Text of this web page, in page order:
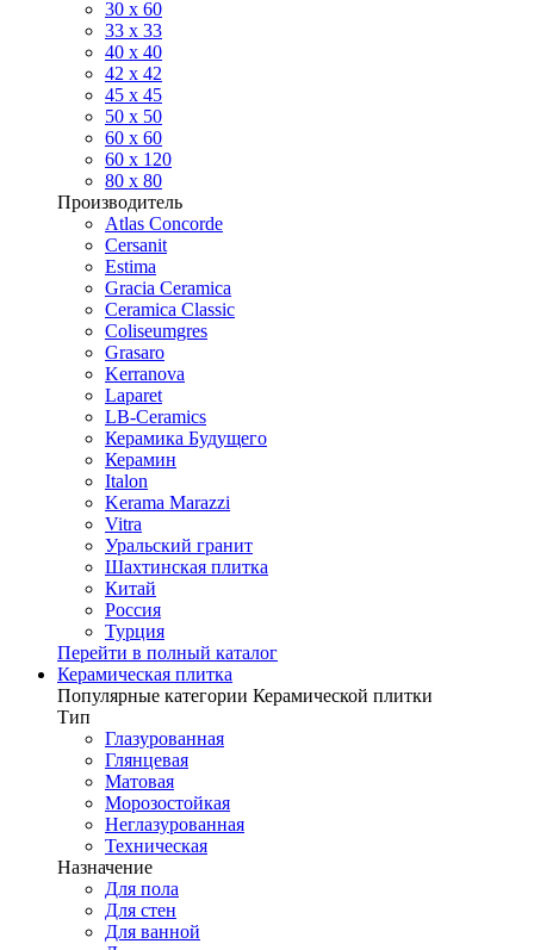
30 x 60
33 x 33
40 х 40
42 x 42
45 x 45
50 x 50
60 х 60
60 x 120
80 x 80
Производитель
Atlas Concorde
Cersanit
Estima
Gracia Ceramica
Ceramica Classic
Coliseumgres
Grasaro
Kerranova
Laparet
LB-Ceramics
Керамика Будущего
Керамин
Italon
Kerama Marazzi
Vitra
Уральский гранит
Шахтинская плитка
Китай
Россия
Турция
Перейти в полный каталог
Керамическая плитка
Популярные категории Керамической плитки
Тип
Глазурованная
Глянцевая
Матовая
Морозостойкая
Неглазурованная
Техническая
Назначение
Для пола
Для стен
Для ванной